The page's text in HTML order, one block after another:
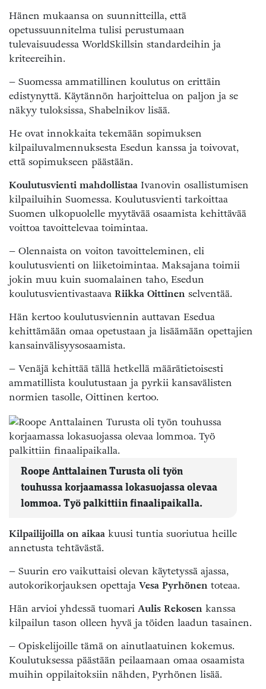
Hänen mukaansa on suunnitteilla, että
opetussuunnitelma tulisi perustumaan
tulevaisuudessa WorldSkillsin standardeihin ja
kriteereihin.
– Suomessa ammatillinen koulutus on erittäin
edistynyttä. Käytännön harjoittelua on paljon ja se
näkyy tuloksissa, Shabelnikov lisää.
He ovat innokkaita tekemään sopimuksen
kilpailuvalmennuksesta Esedun kanssa ja toivovat,
että sopimukseen päästään.
Koulutusvienti mahdollistaa Ivanovin osallistumisen
kilpailuihin Suomessa. Koulutusvienti tarkoittaa
Suomen ulkopuolelle myytävää osaamista kehittävää
voittoa tavoittelevaa toimintaa.
– Olennaista on voiton tavoitteleminen, eli
koulutusvienti on liiketoimintaa. Maksajana toimii
jokin muu kuin suomalainen taho, Esedun
koulutusvientivastaava Riikka Oittinen selventää.
Hän kertoo koulutusviennin auttavan Esedua
kehittämään omaa opetustaan ja lisäämään opettajien
kansainvälisyysosaamista.
– Venäjä kehittää tällä hetkellä määrätietoisesti
ammatillista koulutustaan ja pyrkii kansavälisten
normien tasolle, Oittinen kertoo.
Roope Anttalainen Turusta oli työn
touhussa korjaamassa lokasuojassa olevaa
lommoa. Työ palkittiin finaalipaikalla.
Kilpailijoilla on aikaa kuusi tuntia suoriutua heille
annetusta tehtävästä.
– Suurin ero vaikuttaisi olevan käytetyssä ajassa,
autokorikorjauksen opettaja Vesa Pyrhönen toteaa.
Hän arvioi yhdessä tuomari Aulis Rekosen kanssa
kilpailun tason olleen hyvä ja töiden laadun tasainen.
– Opiskelijoille tämä on ainutlaatuinen kokemus.
Koulutuksessa päästään peilaamaan omaa osaamista
muihin oppilaitoksiin nähden, Pyrhönen lisää.